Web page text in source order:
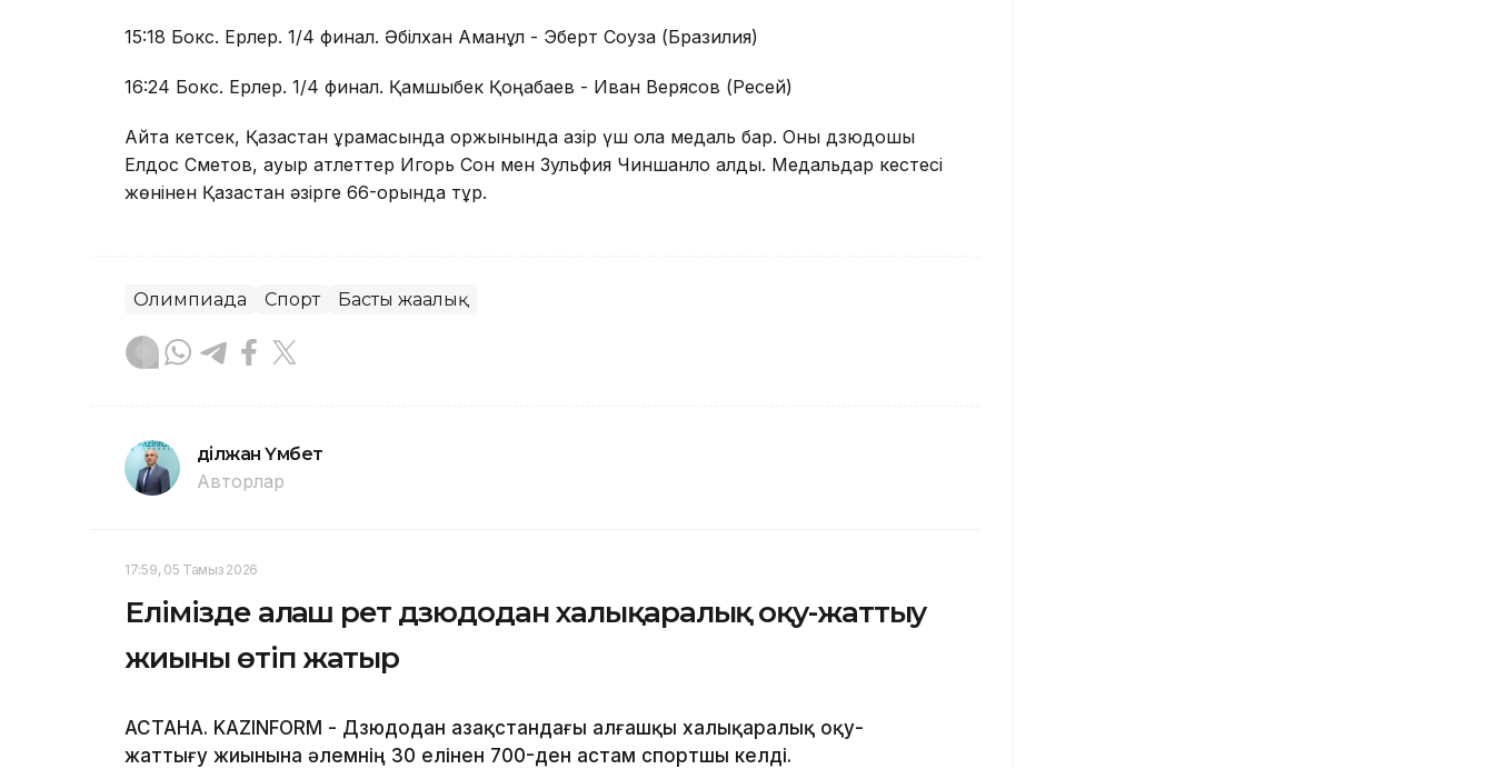
15:18 Бокс. Ерлер. 1/4 финал. Әбілхан Аманқұл - Эберт Соуза (Бразилия)
16:24 Бокс. Ерлер. 1/4 финал. Қамшыбек Қоңқабаев - Иван Верясов (Ресей)
Айта кетсек, Қазақстан құрамасында қоржынында қазір үш қола медаль бар. Оны дзюдошы
Елдос Сметов, ауыр атлеттер Игорь Сон мен Зульфия Чиншанло алды. Медальдар кестесі
жөнінен Қазақстан әзірге 66-орында тұр.
Олимпиада Спорт Басты жаңалық
Әділжан Үмбет
Авторлар
17:59, 05 Тамыз 2026
Елімізде алғаш рет дзюдодан халықаралық оқу-жаттығу
жиыны өтіп жатыр
АСТАНА. KAZINFORM - Дзюдодан Қазақстандағы алғашқы халықаралық оқу-
жаттығу жиынына әлемнің 30 елінен 700-ден астам спортшы келді.